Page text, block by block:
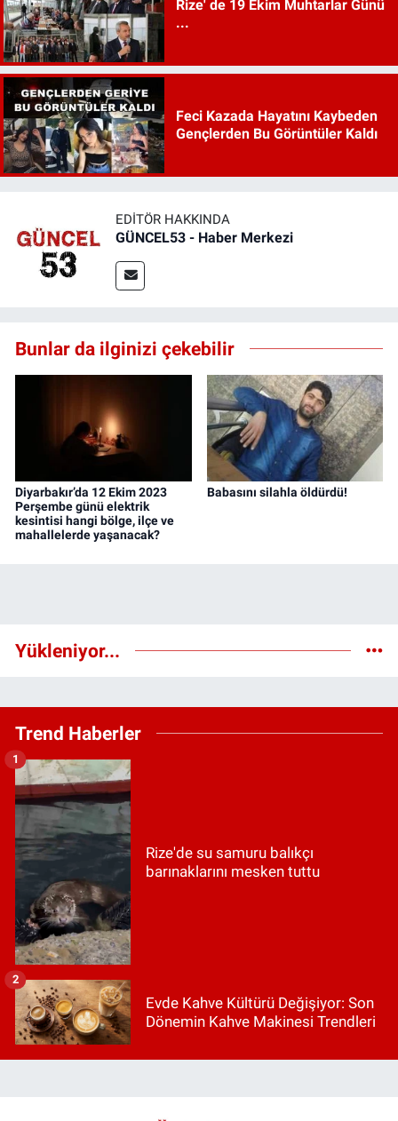
Rize' de 19 Ekim Muhtarlar Günü
...
Feci Kazada Hayatını Kaybeden
Gençlerden Bu Görüntüler Kaldı
EDITÖR HAKKINDA
GÜNCEL53 - Haber Merkezi
Bunlar da ilginizi çekebilir
Diyarbakır’da 12 Ekim 2023
Perşembe günü elektrik
kesintisi hangi bölge, ilçe ve
mahallelerde yaşanacak?
Babasını silahla öldürdü!
Yükleniyor...
Trend Haberler
Rize'de su samuru balıkçı
barınaklarını mesken tuttu
1
Evde Kahve Kültürü Değişiyor: Son
Dönemin Kahve Makinesi Trendleri
2